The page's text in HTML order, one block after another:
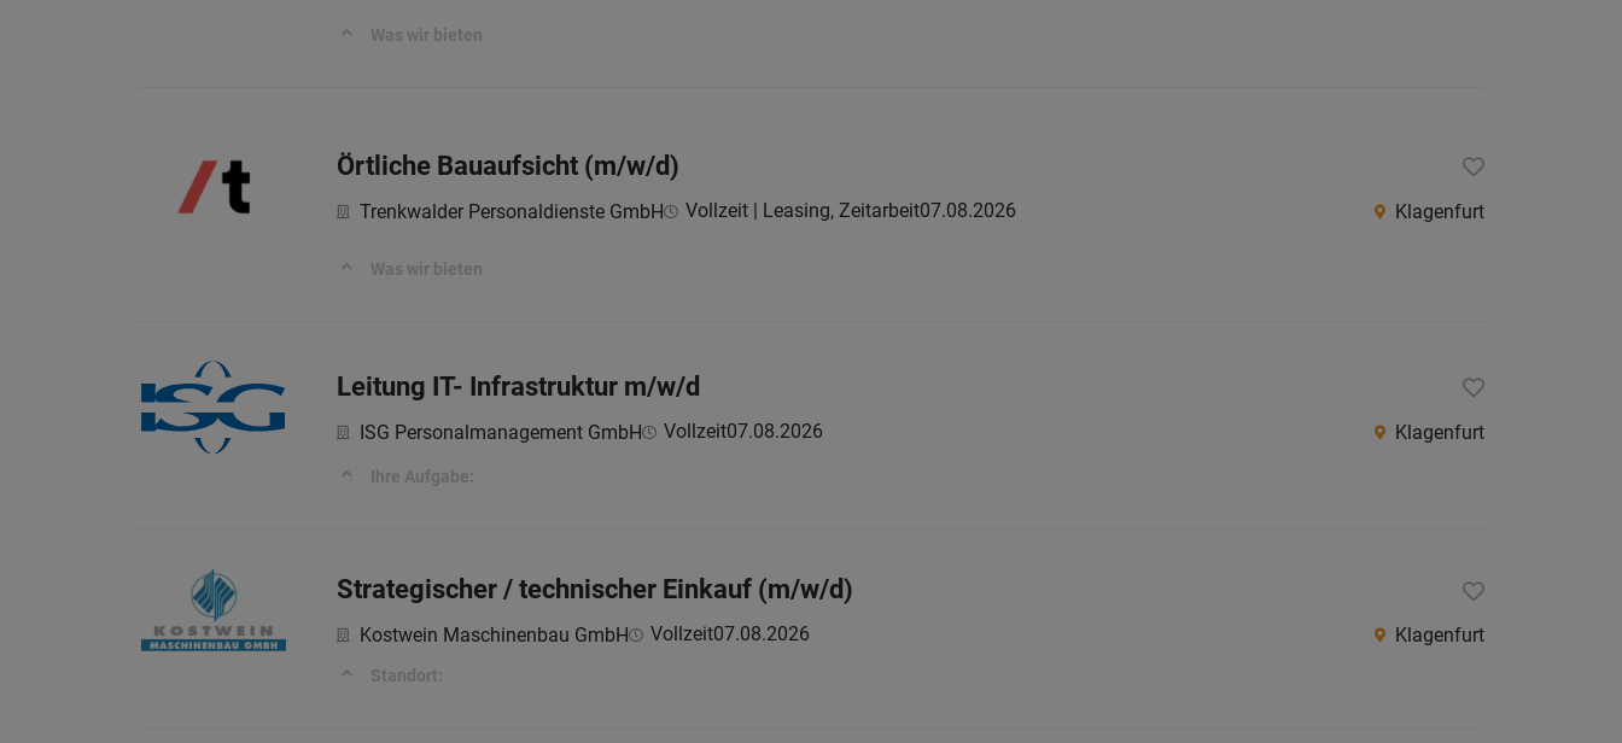
Was wir bieten
Örtliche Bauaufsicht (m/w/d)
Trenkwalder Personaldienste GmbH Vollzeit | Leasing, Zeitarbeit07.08.2026 Klagenfurt
Was wir bieten
Leitung IT- Infrastruktur m/w/d
ISG Personalmanagement GmbH Vollzeit07.08.2026 Klagenfurt
Ihre Aufgabe:
Strategischer / technischer Einkauf (m/w/d)
Kostwein Maschinenbau GmbH Vollzeit07.08.2026 Klagenfurt
Standort: